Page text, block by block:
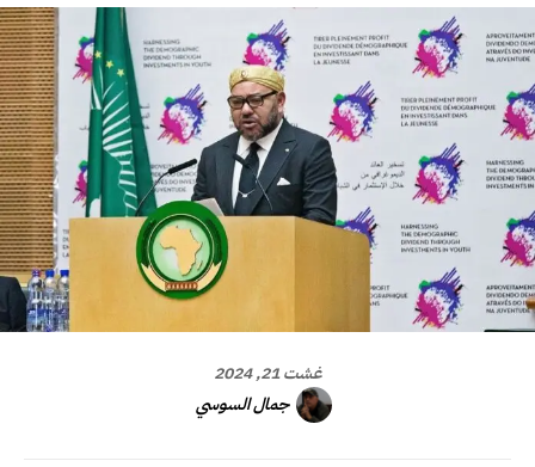
غشت 21, 2024
جمال السوسي